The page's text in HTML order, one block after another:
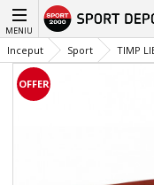
MENIU
Inceput Sport TIMP
OFFER